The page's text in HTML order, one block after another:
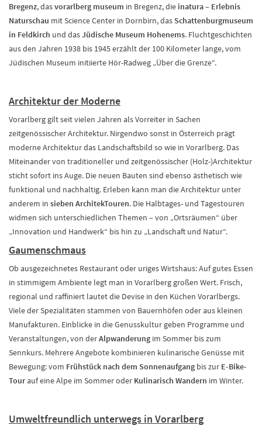
Bregenz, dasvorarlberg museum in Bregenz, die inatura – Erlebnis
Naturschau mit Science Center in Dornbirn, das Schattenburgmuseum
in Feldkirch und dasJüdische Museum Hohenems. Fluchtgeschichten
aus den Jahren 1938 bis 1945 erzählt der 100 Kilometer lange, vom
Jüdischen Museum initiierte Hör-Radweg „Über die Grenze“.
Architektur der Moderne
Vorarlberg gilt seit vielen Jahren als Vorreiter in Sachen
zeitgenössischer Architektur. Nirgendwo sonst in Österreich prägt
moderne Architektur das Landschaftsbild so wie in Vorarlberg. Das
Miteinander von traditioneller und zeitgenössischer (Holz-)Architektur
sticht sofort ins Auge. Die neuen Bauten sind ebenso ästhetisch wie
funktional und nachhaltig. Erleben kann man die Architektur unter
anderem in sieben ArchitekTouren. Die Halbtages- und Tagestouren
widmen sich unterschiedlichen Themen – von „Ortsräumen“ über
„Innovation und Handwerk“ bis hin zu „Landschaft und Natur“.
Gaumenschmaus
Ob ausgezeichnetes Restaurant oder uriges Wirtshaus: Auf gutes Essen
in stimmigem Ambiente legt man in Vorarlberg großen Wert. Frisch,
regional und raffiniert lautet die Devise in den Küchen Vorarlbergs.
Viele der Spezialitäten stammen von Bauernhöfen oder aus kleinen
Manufakturen. Einblicke in die Genusskultur geben Programme und
Veranstaltungen, von derAlpwanderung im Sommer bis zum
Sennkurs. Mehrere Angebote kombinieren kulinarische Genüsse mit
Bewegung: vom Frühstück nach dem Sonnenaufgang bis zur E-Bike-
Tourauf eine Alpe im Sommer oder Kulinarisch Wandern im Winter.
Umweltfreundlich unterwegs in Vorarlberg